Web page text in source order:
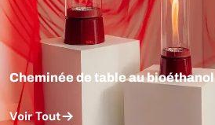
Cheminée de table au bioéthanol
Voir Tout